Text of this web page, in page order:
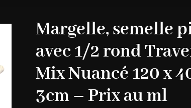
Margelle, semelle
avec 1/2 rond
Mix Nuancé 120 x
3cm – Prix au ml